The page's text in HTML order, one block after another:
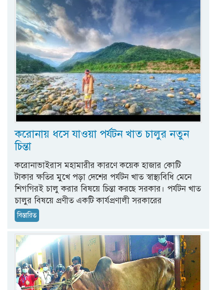
করোনায় ধসে যাওয়া পর্যটন খাত চালুর নতুন
চিন্তা
করোনাভাইরাস মহামারীর কারণে কয়েক হাজার কোটি
টাকার ক্ষতির মুখে পড়া দেশের পর্যটন খাত স্বাস্থ্যবিধি মেনে
শিগগিরই চালু করার বিষয়ে চিন্তা করছে সরকার। পর্যটন খাত
চালুর বিষয়ে প্রণীত একটি কার্যপ্রণালী সরকারের
বিস্তারিত